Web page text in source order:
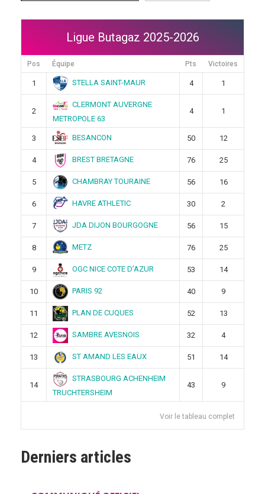
Ligue Butagaz 2025-2026
Pos Équipe Pts Victoires
1 STELLA SAINT-MAUR 4 1
2
CLERMONT AUVERGNE
METROPOLE 63
4 1
3 BESANCON 50 12
4 BREST BRETAGNE 76 25
5 CHAMBRAY TOURAINE 56 16
6 HAVRE ATHLETIC 30 2
7 JDA DIJON BOURGOGNE 56 15
8 METZ 76 25
9 OGC NICE COTE D’AZUR 53 14
10 PARIS 92 40 9
11 PLAN DE CUQUES 52 13
12 SAMBRE AVESNOIS 32 4
13 ST AMAND LES EAUX 51 14
14
STRASBOURG ACHENHEIM
TRUCHTERSHEIM
43 9
Voir le tableau complet
Derniers articles